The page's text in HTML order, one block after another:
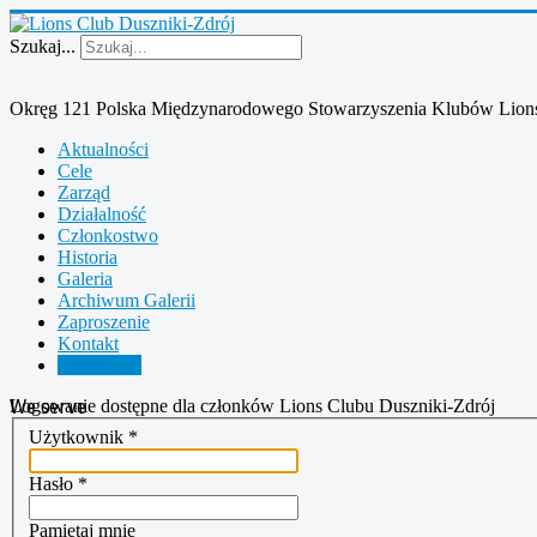
Szukaj...
Okręg 121 Polska Międzynarodowego Stowarzyszenia Klubów
Aktualności
Cele
Zarząd
Działalność
Członkostwo
Historia
Galeria
Archiwum Galerii
Zaproszenie
Kontakt
We serve
Logowanie dostępne dla członków Lions Clubu Duszniki-Zdrój
Użytkownik *
Hasło *
Pamiętaj mnie